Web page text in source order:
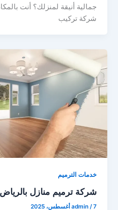
جمالية أنيقة لمنزلك؟ أنت
شركة تركيب
خدمات الترميم
شركة ترميم منازل بالرياض
admin /7 أغسطس، 2025